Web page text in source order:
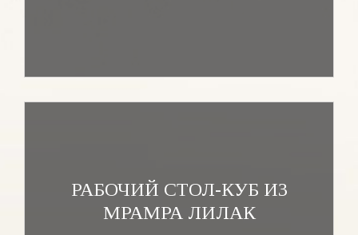
РАБОЧИЙ СТОЛ-КУБ ИЗ
МРАМРА ЛИЛАК